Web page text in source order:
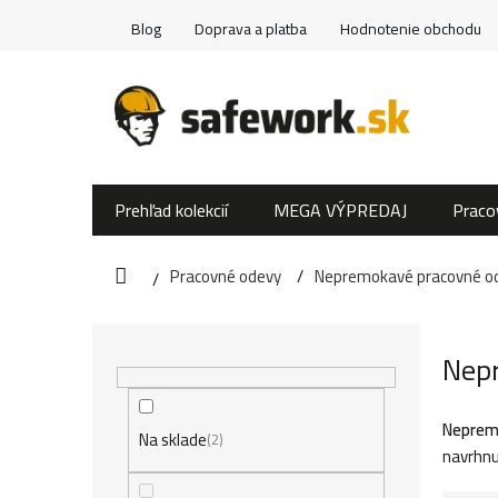
Blog Doprava a platba Hodnotenie obchodu
Prehľad kolekcií MEGA VÝPREDAJ
DomovPracovné odevy Nepremokavé pracovné
Na sklade 2